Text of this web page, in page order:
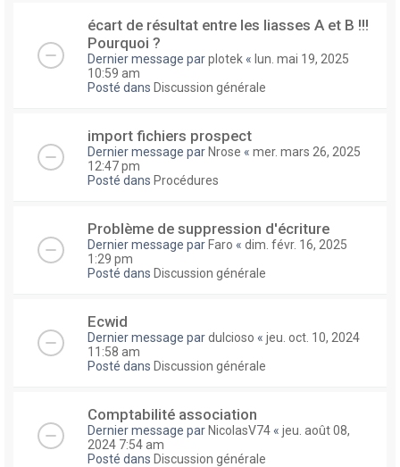
écart de résultat entre les liasses A et B !!!
Pourquoi ?
Dernier message parplotek « lun. mai 19, 2025
10:59 am
Posté dans Discussion générale
import fichiers prospect
Dernier message par Nrose « mer. mars 26, 2025
12:47 pm
Posté dans Procédures
Problème de suppression d'écriture
Dernier message par Faro « dim. févr. 16, 2025
1:29 pm
Posté dans Discussion générale
Ecwid
Dernier message pardulcioso « jeu. oct. 10, 2024
11:58 am
Posté dans Discussion générale
Comptabilité association
Dernier message par NicolasV74 « jeu. août 08,
2024 7:54 am
Posté dans Discussion générale